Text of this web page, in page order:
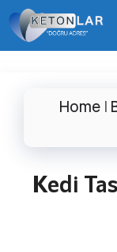
İçeriğe
atla
Home |
Kedi